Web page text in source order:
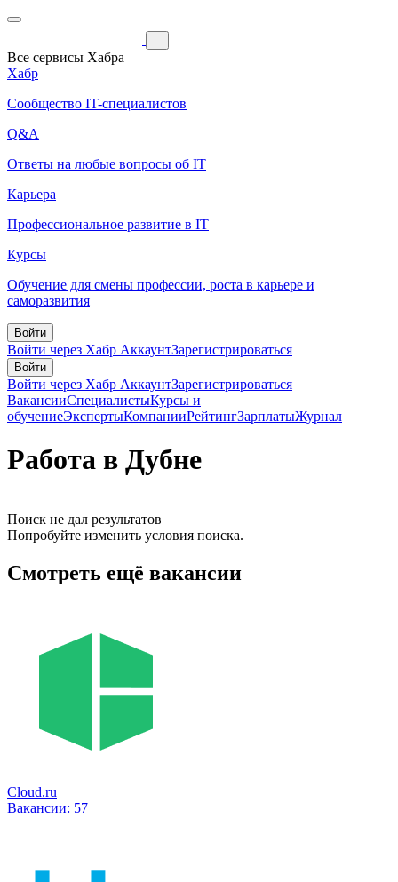
Все сервисы Хабра
Хабр
Сообщество IT-специалистов
Q&A
Ответы на любые вопросы об IT
Карьера
Профессиональное развитие в IT
Курсы
Обучение для смены профессии, роста в карьере и
саморазвития
Войти
Войти через Хабр АккаунтЗарегистрироваться
Войти
Войти через Хабр АккаунтЗарегистрироваться
ВакансииСпециалистыКурсы и
обучениеЭкспертыКомпанииРейтингЗарплатыЖурнал
Работа в Дубне
Поиск не дал результатов
Попробуйте изменить условия поиска.
Смотреть ещё вакансии
Cloud.ru
Вакансии: 57